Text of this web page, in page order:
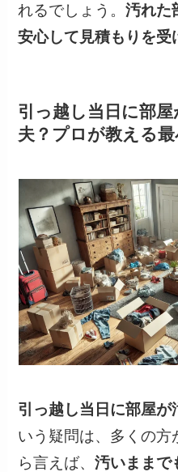
れるでしょう。汚れた
安心して見積もりを受
引っ越し当日に部
夫？プロが教える
引っ越し当日に部屋
いう疑問は、多くの
ら言えば、汚いままで